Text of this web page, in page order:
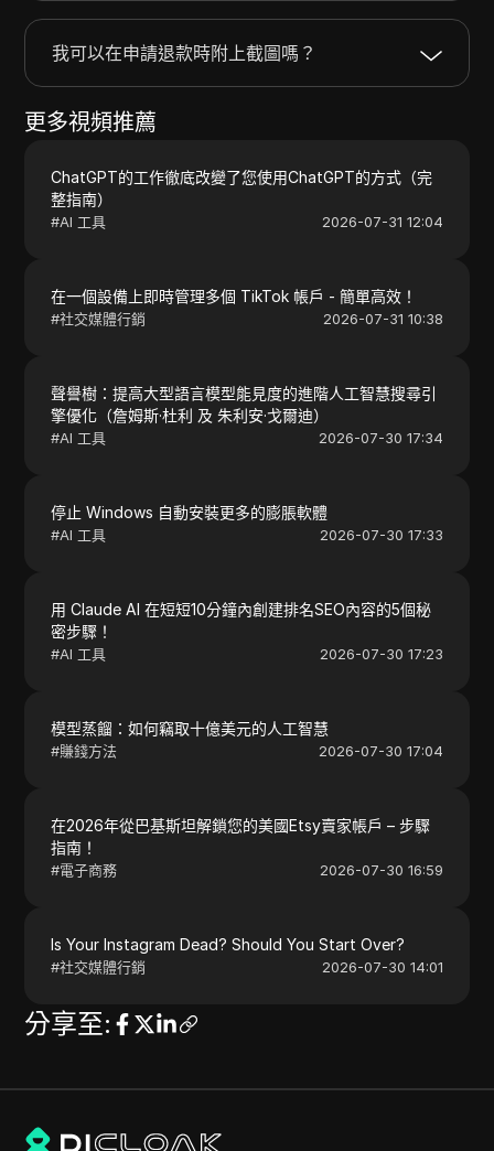
我可以在申請退款時附上截圖嗎？
更多視頻推薦
ChatGPT的工作徹底改變了您使用ChatGPT的方式（完
整指南）
#AI 工具 2026-07-31 12:04
在一個設備上即時管理多個 TikTok 帳戶 - 簡單高效！
#社交媒體行銷 2026-07-31 10:38
聲譽樹：提高大型語言模型能見度的進階人工智慧搜尋引
擎優化（詹姆斯·杜利 及 朱利安·戈爾迪）
#AI 工具 2026-07-30 17:34
停止 Windows 自動安裝更多的膨脹軟體
#AI 工具 2026-07-30 17:33
用 Claude AI 在短短10分鐘內創建排名SEO內容的5個秘
密步驟！
#AI 工具 2026-07-30 17:23
模型蒸餾：如何竊取十億美元的人工智慧
#賺錢方法 2026-07-30 17:04
在2026年從巴基斯坦解鎖您的美國Etsy賣家帳戶 – 步驟
指南！
#電子商務 2026-07-30 16:59
Is Your Instagram Dead? Should You Start Over?
#社交媒體行銷 2026-07-30 14:01
分享至: